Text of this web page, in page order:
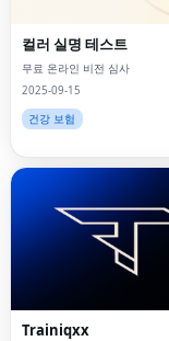
컬러 실명 테스트
무료 온라인 비전 심사
2025-09-15
건강 보험
Trainiqxx